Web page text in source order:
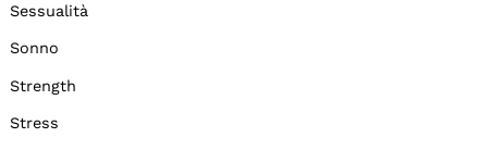
Sessualità
Sonno
Strength
Stress